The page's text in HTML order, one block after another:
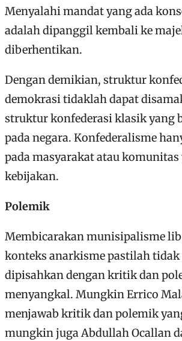
Menyalahi mandat yang ada
adalah dipanggil kembali ke
diberhentikan.
Dengan demikian, struktur
demokrasi tidaklah dapat
struktur konfederasi klasik yang
pada negara. Konfederalisme
pada masyarakat atau
kebijakan.
Polemik
Membicarakan munisipalisme
konteks anarkisme pastilah tidak
dipisahkan dengan kritik dan
menyangkal. Mungkin Errico
menjawab kritik dan polemik
mungkin juga Abdullah Ocallan